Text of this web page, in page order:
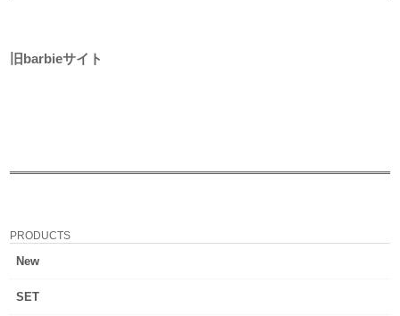
旧barbieサイト
PRODUCTS
New
SET